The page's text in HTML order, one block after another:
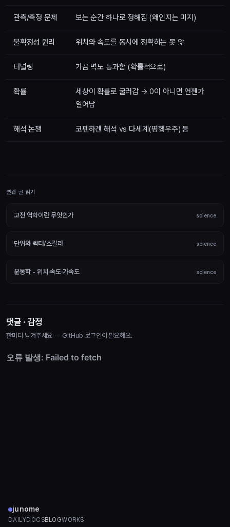
관측/측정 문제 보는 순간 하나로 정해짐 (왜인지는 미지)
불확정성 원리 위치와 속도를 동시에 정확히는 못 앎
터널링 가끔 벽도 통과함 (확률적으로)
확률
세상이 확률로 굴러감 → 0이 아니면 언젠가
일어남
해석 논쟁 코펜하겐 해석 vs 다세계(평행우주) 등
연관 글 읽기
고전 역학이란 무엇인가 science
단위와 벡터/스칼라 science
운동학 - 위치·속도·가속도 science
댓글 · 감정
한마디 남겨주세요 — GitHub 로그인이 필요해요.
junome
DAILYDOCSBLOGWORKS